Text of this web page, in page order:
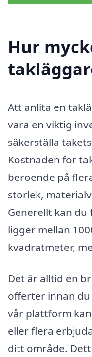
Hur
Att anlita en
vara en viktig
säkerställa
Kostnaden för
beroende på
storlek,
Generellt kan
ligger mellan
kvadratmeter,
Det är alltid en
offerter innan
vår plattform
eller flera
ditt område.